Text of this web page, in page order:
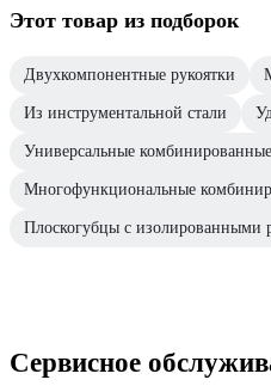
Этот товар из подборок
Двухкомпонентные рукоятки
Из инструментальной стали
Универсальные
Многофункциональные
Плоскогубцы с изолированными
Сервисное